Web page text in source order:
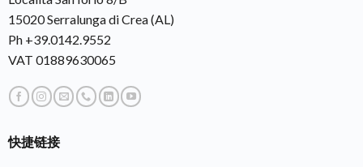
15020 Serralunga di Crea (AL)
Ph +39.0142.9552
VAT 01889630065
快捷链接